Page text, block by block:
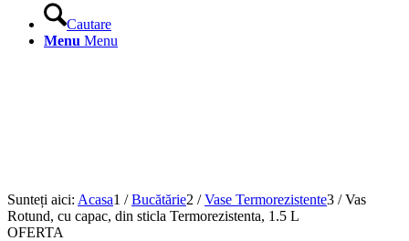
Cautare
Menu Menu
Sunteți aici: Acasa1 / Bucătărie2 / Vase Termorezistente3 / Vas
Rotund, cu capac, din sticla Termorezistenta, 1.5 L
OFERTA